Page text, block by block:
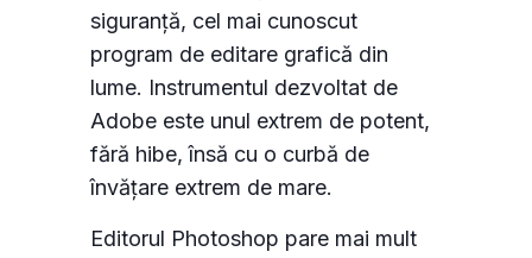
siguranță, cel mai cunoscut
program de editare grafică din
lume. Instrumentul dezvoltat de
Adobe este unul extrem de potent,
fără hibe, însă cu o curbă de
învățare extrem de mare.
Editorul Photoshop pare mai mult